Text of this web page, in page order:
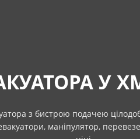
У
з бистрою подачею
маніпулятор,